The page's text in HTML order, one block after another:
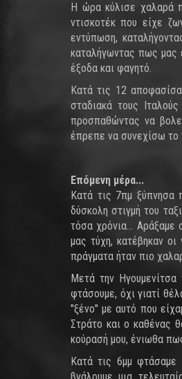
Η ώρα κύλισε χαλαρά
ντισκοτέκ που είχε
εντύπωση,
καταλήγωντας πως μας
έξοδα και φαγητό.
Κατά τις 12
σταδιακά τους
προσπαθώντας να
έπρεπε να συνεχίσω το
Επόμενη μέρα...
Κατά τις 7πμ ξύπνησα
δύσκολη στιγμή του
τόσα χρόνια... Αράξαμε
μας τύχη, κατέβηκαν οι
πράγματα ήταν πιο
Mετά την
φτάσουμε, όχι γιατί
"ξένο" με αυτό που
Στράτο και ο καθένας
κούρασή μου, ένιωθα
Κατά τις 6μμ φτάσαμε